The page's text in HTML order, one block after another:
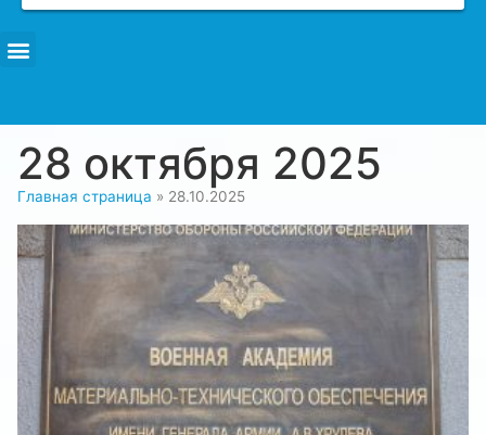
28 октября 2025
Главная страница » 28.10.2025